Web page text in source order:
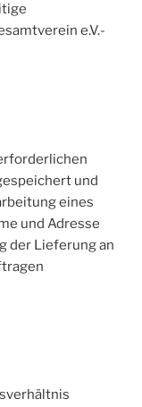
e.V.-
und
eines
und Adresse
der Lieferung an